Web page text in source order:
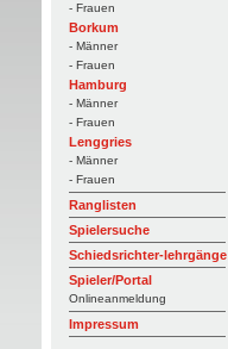
- Frauen
Borkum
- Männer
- Frauen
Hamburg
- Männer
- Frauen
Lenggries
- Männer
- Frauen
Ranglisten
Spielersuche
Schiedsrichter-lehrgänge
Spieler/Portal
Onlineanmeldung
Impressum